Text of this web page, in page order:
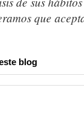
que
blog